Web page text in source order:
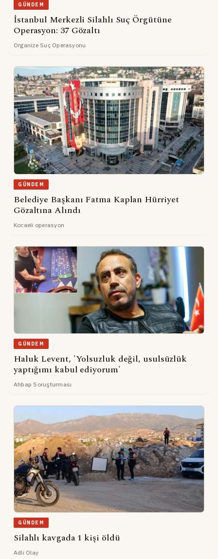
GÜNDEM
İstanbul Merkezli Silahlı Suç Örgütüne
Operasyon: 37 Gözaltı
Organize Suç Operasyonu
GÜNDEM
Belediye Başkanı Fatma Kaplan Hürriyet
Gözaltına Alındı
Kocaeli operasyon
GÜNDEM
Haluk Levent, 'Yolsuzluk değil, usulsüzlük
yaptığımı kabul ediyorum'
Ahbap Soruşturması
GÜNDEM
Silahlı kavgada 1 kişi öldü
Adli Olay